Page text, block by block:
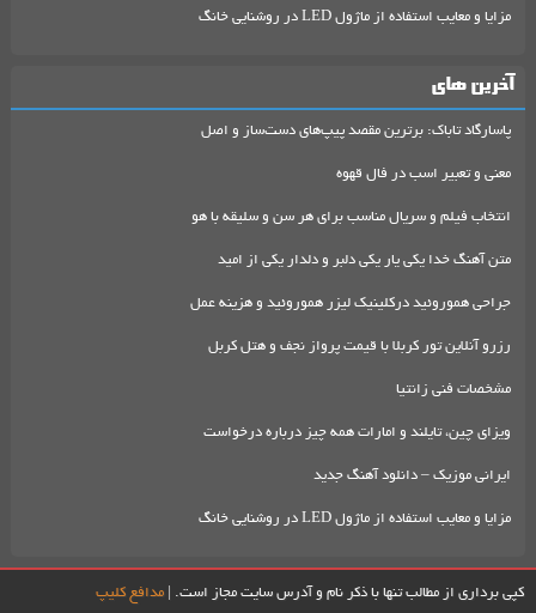
مزایا و معایب استفاده از ماژول LED در روشنایی خانگ
آخرین های
پاسارگاد تاباک: برترین مقصد پیپ‌های دست‌ساز و اصل
معنی و تعبیر اسب در فال قهوه
انتخاب فیلم و سریال مناسب برای هر سن و سلیقه با هو
متن آهنگ خدا یکی یار یکی دلبر و دلدار یکی از امید
جراحی هموروئید درکلینیک لیزر هموروئید و هزینه عمل
رزرو آنلاین تور کربلا با قیمت پرواز نجف و هتل کربل
مشخصات فنی زانتیا
ویزای چین، تایلند و امارات همه چیز درباره درخواست
ایرانی موزیک – دانلود آهنگ جدید
مزایا و معایب استفاده از ماژول LED در روشنایی خانگ
کپی برداری از مطالب تنها با ذکر نام و آدرس سایت مجاز است. | مدافع کلیپ